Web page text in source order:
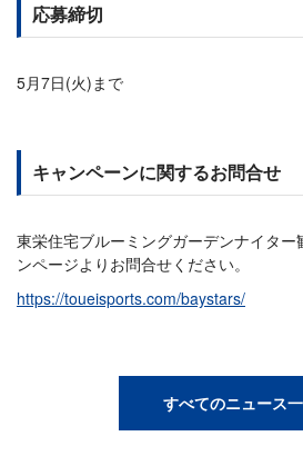
応募締切
5月7日(火)まで
キャンペーンに関するお問合せ
東栄住宅ブルーミングガーデンナイタ
ンページよりお問合せください。
https://toueisports.com/baystars/
すべてのニュース